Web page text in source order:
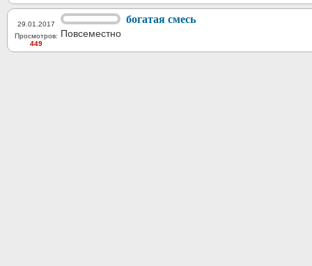
29.01.2017
Просмотров:
449
богатая смесь
Повсеместно